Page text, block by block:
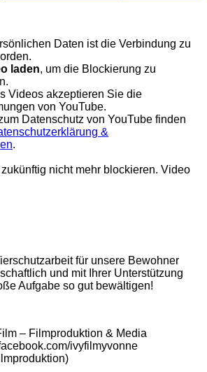
Daten ist die Verbindung zu
laden, um die Blockierung zu
Videos akzeptieren Sie die
von YouTube.
Datenschutz von YouTube finden
&
.
nicht mehr blockieren. Video
für unsere Bewohner
und mit Ihrer Unterstützung
Aufgabe so gut bewältigen!
– Filmproduktion & Media
ivyfilmyvonne